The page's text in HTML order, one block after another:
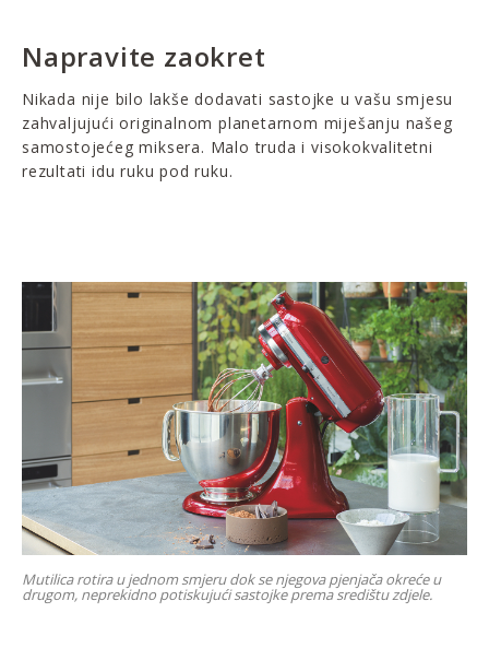
Napravite zaokret
Nikada nije bilo lakše dodavati sastojke u vašu smjesu
zahvaljujući originalnom planetarnom miješanju našeg
samostojećeg miksera. Malo truda i visokokvalitetni
rezultati idu ruku pod ruku.
Mutilica rotira u jednom smjeru dok se njegova pjenjača okreće u
drugom, neprekidno potiskujući sastojke prema središtu zdjele.